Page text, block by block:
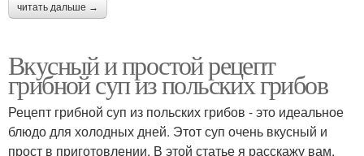
читать дальше →
Вкусный и простой рецепт
грибной суп из польских грибов
Рецепт грибной суп из польских грибов - это идеальное
блюдо для холодных дней. Этот суп очень вкусный и
прост в приготовлении. В этой статье я расскажу вам,